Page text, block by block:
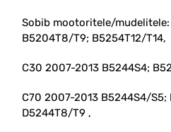
Sobib mootoritele/mudelitele:
B5204T8/T9; B5254T12/T14,
C30 2007-2013 B5244S4;
C70 2007-2013 B5244S4/S5;
D5244T8/T9 ,